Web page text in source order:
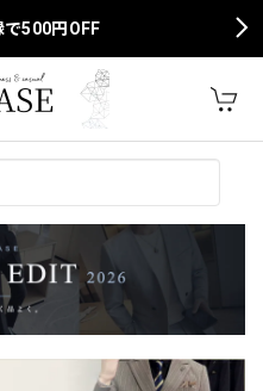
で500円OFF